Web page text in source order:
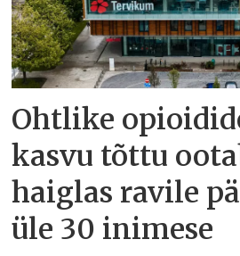
Ohtlike
kasvu tõttu
haiglas ravile
üle 30 inimese